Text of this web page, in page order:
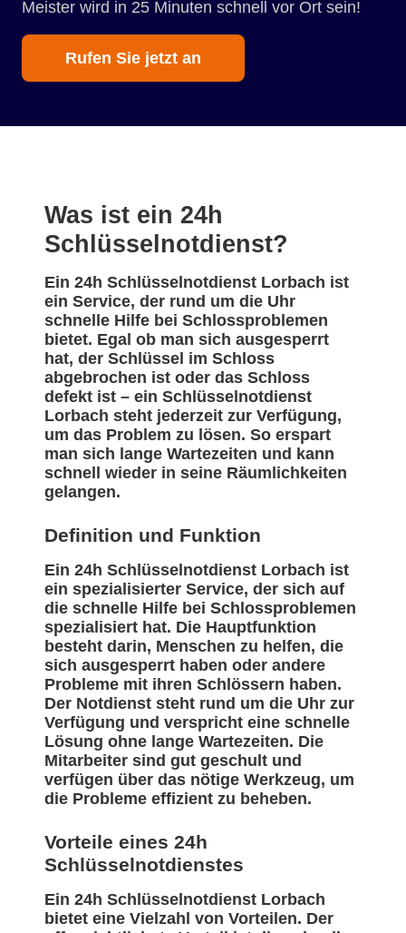
Meister wird in 25 Minuten schnell vor Ort sein!
Rufen Sie jetzt an
Was ist ein 24h
Schlüsselnotdienst?
Ein 24h Schlüsselnotdienst Lorbach ist
ein Service, der rund um die Uhr
schnelle Hilfe bei Schlossproblemen
bietet. Egal ob man sich ausgesperrt
hat, der Schlüssel im Schloss
abgebrochen ist oder das Schloss
defekt ist – ein Schlüsselnotdienst
Lorbach steht jederzeit zur Verfügung,
um das Problem zu lösen. So erspart
man sich lange Wartezeiten und kann
schnell wieder in seine Räumlichkeiten
gelangen.
Definition und Funktion
Ein 24h Schlüsselnotdienst Lorbach ist
ein spezialisierter Service, der sich auf
die schnelle Hilfe bei Schlossproblemen
spezialisiert hat. Die Hauptfunktion
besteht darin, Menschen zu helfen, die
sich ausgesperrt haben oder andere
Probleme mit ihren Schlössern haben.
Der Notdienst steht rund um die Uhr zur
Verfügung und verspricht eine schnelle
Lösung ohne lange Wartezeiten. Die
Mitarbeiter sind gut geschult und
verfügen über das nötige Werkzeug, um
die Probleme effizient zu beheben.
Vorteile eines 24h
Schlüsselnotdienstes
Ein 24h Schlüsselnotdienst Lorbach
bietet eine Vielzahl von Vorteilen. Der